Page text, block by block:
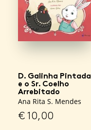
D. Galinha Pintada
e o Sr. Coelho
Arrebitado
Ana Rita S. Mendes
€10,00